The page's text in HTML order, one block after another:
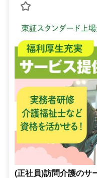
(正社員)訪問介護のサ